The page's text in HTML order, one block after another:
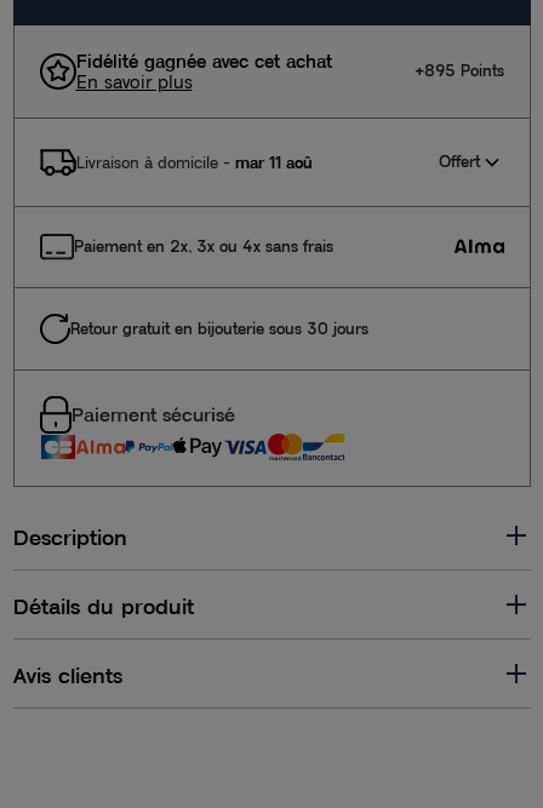
Fidélité gagnée avec cet achat
En savoir plus
+895 Points
Livraison à domicile- mar 11 aoû Offert
Paiement en 2x, 3x ou 4x sans frais
Retour gratuit en bijouterie sous 30 jours
Paiement sécurisé
Description
Détails du produit
Avis clients